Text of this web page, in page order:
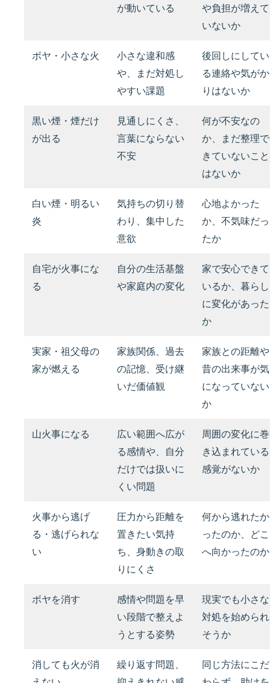
が動いている
や負担が増えて
いないか
ボヤ・小さな火
小さな違和感
や、まだ対処し
やすい課題
後回しにしてい
る連絡や気がか
りはないか
黒い煙・煙だけ
が出る
見通しにくさ、
言葉にならない
不安
何が不安なの
か、まだ整理で
きていないこと
はないか
白い煙・明るい
炎
気持ちの切り替
わり、集中した
意欲
心地よかった
か、不気味だっ
たか
自宅が火事にな
る
自分の生活基盤
や家庭内の変化
家で安心できて
いるか、暮らし
に変化があった
か
実家・祖父母の
家が燃える
家族関係、過去
の記憶、受け継
いだ価値観
家族との距離や
昔の出来事が気
になっていない
か
山火事になる
広い範囲へ広が
る感情や、自分
だけでは扱いに
くい問題
周囲の変化に巻
き込まれている
感覚がないか
火事から逃げ
る・逃げられな
い
圧力から距離を
置きたい気持
ち、身動きの取
りにくさ
何から逃れたか
ったのか、どこ
へ向かったのか
ボヤを消す
感情や問題を早
い段階で整えよ
うとする姿勢
現実でも小さな
対処を始められ
そうか
消しても火が消
繰り返す問題、
同じ方法にこだ